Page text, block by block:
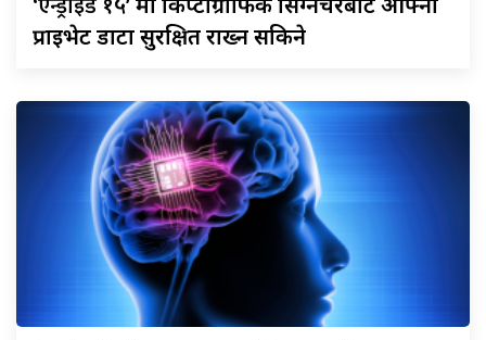
प्राइभेट डाटा सुरक्षित राख्न सकिने